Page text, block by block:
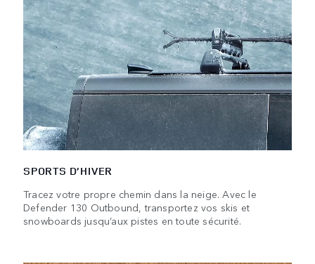
SPORTS D’HIVER
Tracez votre propre chemin dans la neige. Avec le
Defender 130 Outbound, transportez vos skis et
snowboards jusqu’aux pistes en toute sécurité.